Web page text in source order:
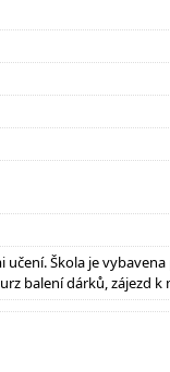
Škola je
balení dárků, zájezd k